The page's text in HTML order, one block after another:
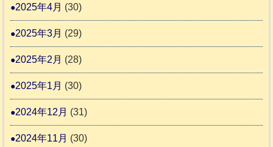
2025年4月 (30)
2025年3月 (29)
2025年2月 (28)
2025年1月 (30)
2024年12月 (31)
2024年11月 (30)